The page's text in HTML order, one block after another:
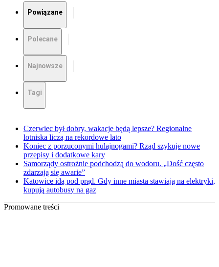
Powiązane
Polecane
Najnowsze
Tagi
Czerwiec był dobry, wakacje będą lepsze? Regionalne
lotniska liczą na rekordowe lato
Koniec z porzuconymi hulajnogami? Rząd szykuje nowe
przepisy i dodatkowe kary
Samorządy ostrożnie podchodzą do wodoru. „Dość często
zdarzają się awarie”
Katowice idą pod prąd. Gdy inne miasta stawiają na elektryki,
kupują autobusy na gaz
Promowane treści